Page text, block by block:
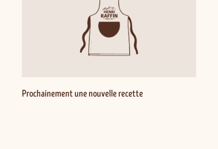
Prochainement une nouvelle recette